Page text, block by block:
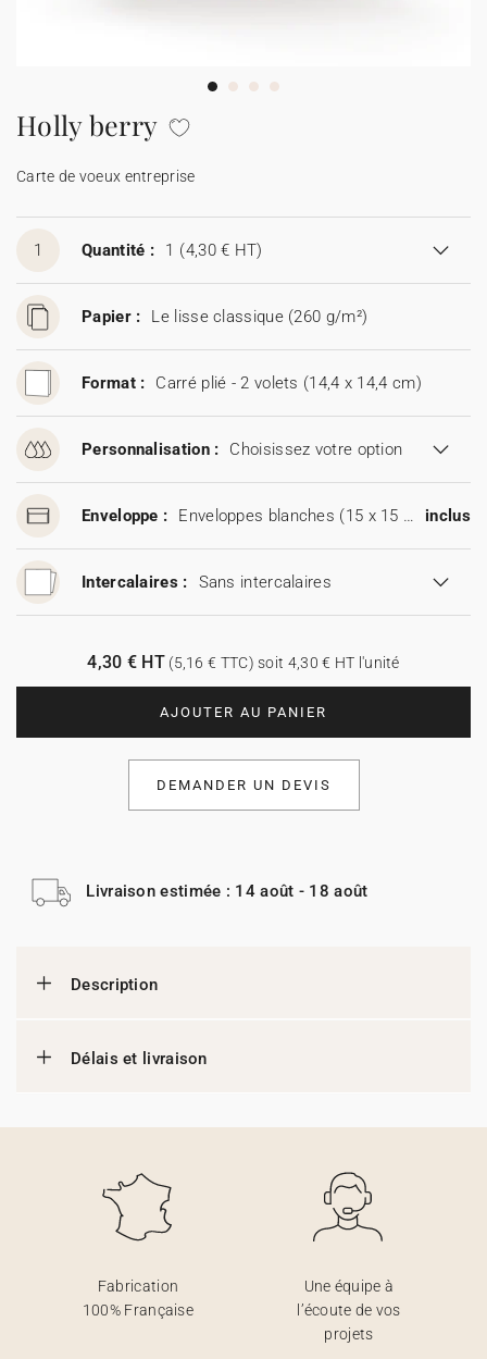
★ Demande d'échantillons
Menus
Présentoirs comptoir
Stickers
Holly berry
Carte de voeux entreprise
1 Quantité : 1 (4,30 € HT)
Papier : Le lisse classique (260 g/m²)
Format : Carré plié - 2 volets (14,4 x 14,4 cm)
Personnalisation : Choisissez votre option
Enveloppe : Enveloppes blanches (15 x 15 cm) inclus
Intercalaires : Sans intercalaires
AJOUTER AU PANIER
4,30 € HT(5,16 € TTC) soit 4,30 € HT l'unité
DEMANDER UN DEVIS
Livraison estimée : 14 août - 18 août
Description
Délais et livraison
Fabrication
100% Française
Une équipe à
l’écoute de vos
projets